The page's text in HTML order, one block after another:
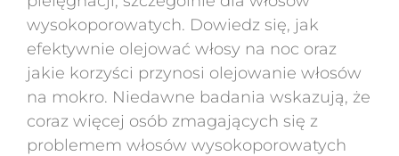
wysokoporowatych. Dowiedz się, jak
efektywnie olejować włosy na noc oraz
jakie korzyści przynosi olejowanie włosów
na mokro. Niedawne badania wskazują, że
coraz więcej osób zmagających się z
problemem włosów wysokoporowatych